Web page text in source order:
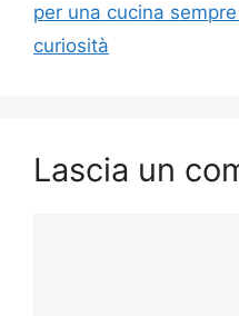
per una cucina
curiosità
Lascia un